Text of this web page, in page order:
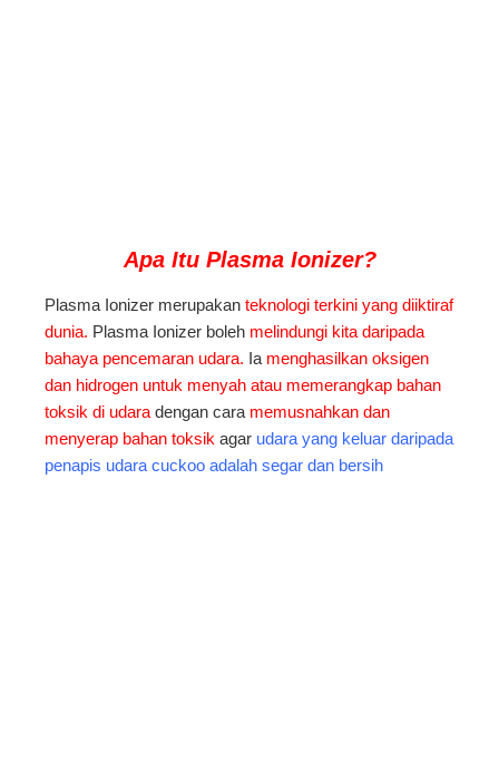
Apa Itu Plasma Ionizer?
Plasma Ionizer merupakan teknologi terkini yang diiktiraf
dunia. Plasma Ionizer boleh melindungi kita daripada
bahaya pencemaran udara. Ia menghasilkan oksigen
dan hidrogen untuk menyah atau memerangkap bahan
toksik di udara dengan cara memusnahkan dan
menyerap bahan toksik agar udara yang keluar daripada
penapis udara cuckoo adalah segar dan bersih